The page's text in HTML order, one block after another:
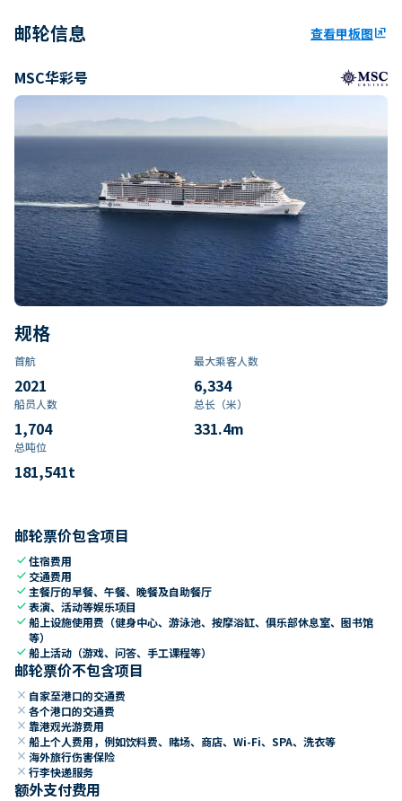
邮轮信息 查看甲板图ungroup
MSC华彩号
规格
首航
2021
最大乘客人数
6,334
船员人数
1,704
总长（米）
331.4m
总吨位
181,541t
邮轮票价包含项目
check住宿费用
check 交通费用
check 主餐厅的早餐、午餐、晚餐及自助餐厅
check表演、活动等娱乐项目
check船上设施使用费（健身中心、游泳池、按摩浴缸、俱乐部休息室、图书馆
等）
check船上活动（游戏、问答、手工课程等）
邮轮票价不包含项目
close 自家至港口的交通费
close 各个港口的交通费
close 靠港观光游费用
close 船上个人费用，例如饮料费、赌场、商店、Wi-Fi、SPA、洗衣等
close 海外旅行伤害保险
close 行李快递服务
额外支付费用